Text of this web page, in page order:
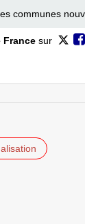
communes
Francesur